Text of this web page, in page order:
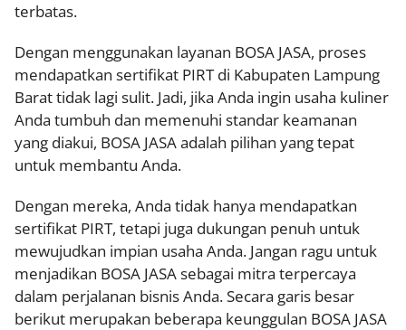
terbatas.
Dengan menggunakan layanan BOSA JASA, proses
mendapatkan sertifikat PIRT di Kabupaten Lampung
Barat tidak lagi sulit. Jadi, jika Anda ingin usaha kuliner
Anda tumbuh dan memenuhi standar keamanan
yang diakui, BOSA JASA adalah pilihan yang tepat
untuk membantu Anda.
Dengan mereka, Anda tidak hanya mendapatkan
sertifikat PIRT, tetapi juga dukungan penuh untuk
mewujudkan impian usaha Anda. Jangan ragu untuk
menjadikan BOSA JASA sebagai mitra terpercaya
dalam perjalanan bisnis Anda. Secara garis besar
berikut merupakan beberapa keunggulan BOSA JASA